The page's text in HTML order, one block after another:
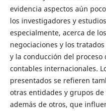
evidencia aspectos aún
los investigadores y
especialmente, acerca de
negociaciones y los
y la conducción del
contables internacionales.
presentados se refieren
otras entidades y grupos de
además de otros, que